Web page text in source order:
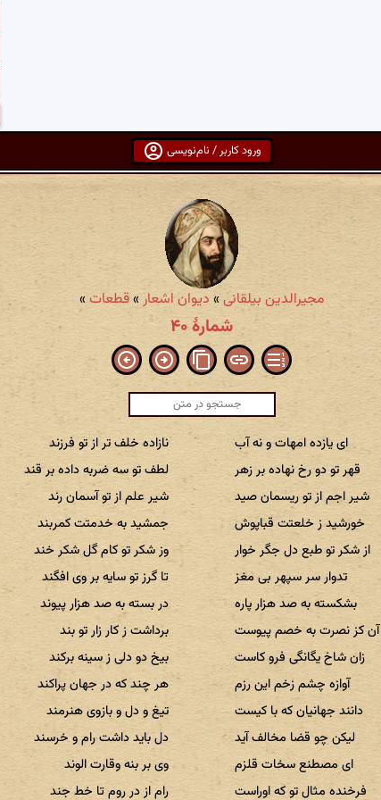
ورود کاربر / نام‌نویسی
مجیرالدین بیلقانی» دیوان اشعار »قطعات»
شمارهٔ ۴۰
ای یازده امهات و نه آب
نازاده خلف تر از تو فرزند
قهر تو دو رخ نهاده بر زهر
لطف تو سه ضربه داده بر قند
شیر اجم از تو ریسمان صید
شیر علم از تو آسمان رند
خورشید ز خلعتت قباپوش
جمشید به خدمتت کمربند
از شکر تو طبع دل جگر خوار
وز شکر تو کام گل شکر خند
تدوار سر سپهر بی مغز
تا گرز تو سایه بر وی افگند
بشکسته به صد هزار پاره
در بسته به صد هزار پیوند
آن کز نصرت به خصم پیوست
برداشت ز کار زار تو بند
زان شاخ یگانگی فرو کاست
بیخ دو دلی ز سینه برکند
آوازه چشم زخم این رزم
هر چند که در جهان پراکند
دانند جهانیان که با کیست
تیغ و دل و بازوی هنرمند
لیکن چو قضا مخالف آید
دل باید داشت رام و خرسند
ای مصطنع سخات قلزم
وی بر بنه وقارت الوند
فرخنده مثال تو که اوراست
رام از در روم تا خط جند